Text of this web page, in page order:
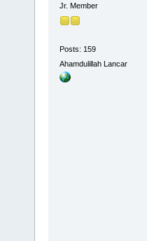
Jr. Member
Posts: 159
Ahamdulillah Lancar